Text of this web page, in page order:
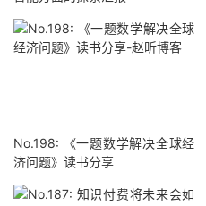
No.198: 《一题数学解决全球经
济问题》读书分享